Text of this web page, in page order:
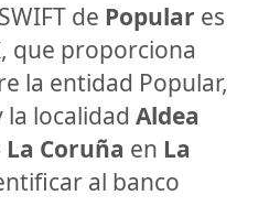
de Popular es
, que proporciona
la entidad Popular,
la localidad Aldea
Coruña en La
al banco